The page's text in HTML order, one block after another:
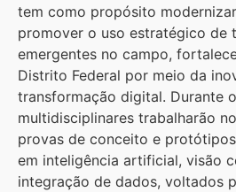
tem como propósito
promover o uso estratégico de
emergentes no campo,
Distrito Federal por meio da
transformação digital. Durante o
multidisciplinares trabalharão
provas de conceito e
em inteligência artificial, visão
integração de dados, voltados